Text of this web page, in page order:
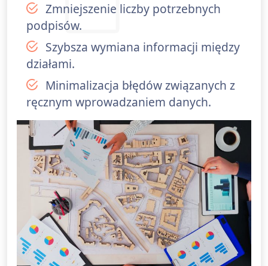
Zmniejszenie liczby potrzebnych
podpisów.
Szybsza wymiana informacji między
działami.
Minimalizacja błędów związanych z
ręcznym wprowadzaniem danych.